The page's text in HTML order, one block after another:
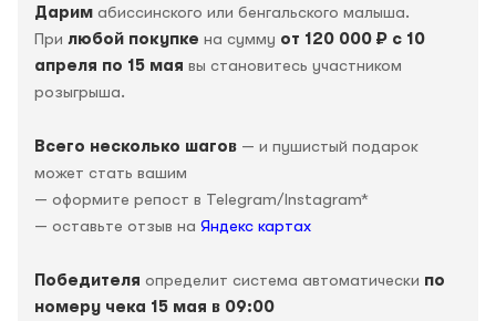
Дарим абиссинского или бенгальского малыша.
При любой покупке на сумму от 120 000 ₽ с 10
апреля по 15 мая вы становитесь участником
розыгрыша.
Всего несколько шагов — и пушистый подарок
может стать вашим
— оформите репост в Telegram/Instagram*
— оставьте отзыв на Яндекс картах
Победителя определит система автоматически по
номеру чека 15 мая в 09:00